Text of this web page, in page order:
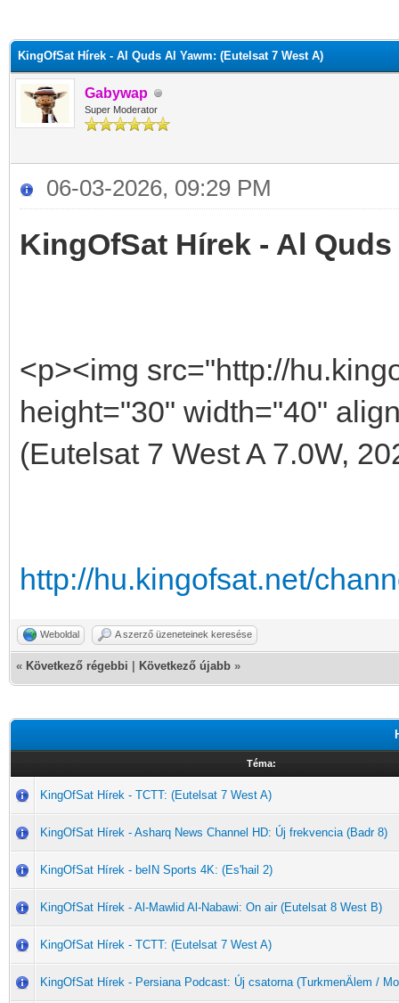
KingOfSat Hírek - Al Quds Al Yawm: (Eutelsat 7 West A)
Gabywap
Super Moderator
06-03-2026, 09:29 PM
KingOfSat Hírek - Al
<p><img src="http://
height="30" width="40"
(Eutelsat 7 West A 7.0W,
http://hu.kingofsat.net/
Weboldal A szerző üzeneteinek keresése
« Következő régebbi Következő újabb »
Téma:
KingOfSat Hírek - TCTT: (Eutelsat 7 West A)
KingOfSat Hírek - Asharq News Channel HD: Új frekvencia (Badr 8)
KingOfSat Hírek - beIN Sports 4K: (Es'hail 2)
KingOfSat Hírek - Al-Mawlid Al-Nabawi: On air (Eutelsat 8 West B)
KingOfSat Hírek - TCTT: (Eutelsat 7 West A)
KingOfSat Hírek - Persiana Podcast: Új csatorna (TurkmenÄlem /